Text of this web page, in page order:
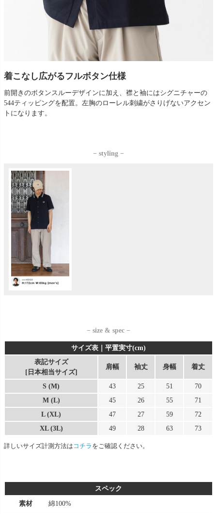
着こなし広がるフルボタン仕様
前開きのボタンスルーデザインに加え、襟と袖にはシグニチャーの
544ティッピングを配置。左胸のローレル刺繍がさりげないアクセン
トになります。
− styling −
− size & spec −
サイズ表｜平置実寸(cm)
表記サイズ
[日本相当サイズ]
肩幅 袖丈 身幅 着丈
S (M) 43 25 51
70
M (L)
45 26 55
71
L (XL)
47 27 59
72
XL (3L)
49 28 63 73
詳しいサイズ計測方法は コチラ をご確認ください。
スペック
素材 綿100%